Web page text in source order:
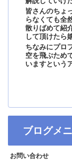
皆さんのちょ
らなくても全
散りばめて紹
して頂けたら
ちなみにプロ
空を飛ぶため
いますという
ブログメ
お問い合わせ